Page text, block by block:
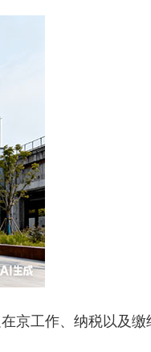
京工作、纳税以及缴